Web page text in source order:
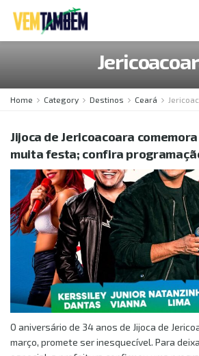
Home Category Destinos Ceará
Jijoca de Jericoacoara
muita festa; confira
O aniversário de 34 anos de Jijoca de
março, promete ser inesquecível. Para